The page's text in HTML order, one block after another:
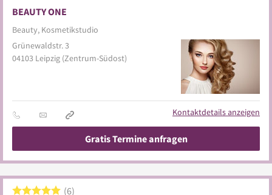
BEAUTY ONE
Beauty, Kosmetikstudio
Grünewaldstr. 3
04103 Leipzig (Zentrum-Südost)
Kontaktdetails anzeigen
Gratis Termine anfragen
6